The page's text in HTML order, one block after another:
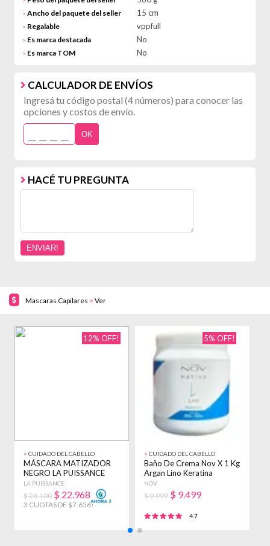
> Ancho del paquete del seller 15 cm
> Regalable vppfull
> Es marca destacada No
> Es marca TOM No
CALCULADOR DE ENVÍOS
Ingresá tu código postal (4 números) para conocer las
opciones y costos de envío.
OK
HACÉ TU PREGUNTA
Mascaras Capilares > Ver
12% OFF!
> CUIDADO DEL CABELLO
MÁSCARA MATIZADOR
NEGRO LA PUISSANCE
PELO RUBIO GRIS 250ML
LA PUISSANCE
$ 26.100 $ 22.968
3 CUOTAS DE $7.656!
5% OFF!
> CUIDADO DEL CABELLO
Baño De Crema Nov X 1 Kg
Argan Lino Keratina
Almendras
NOV
$ 9.999 $ 9.499
4.7